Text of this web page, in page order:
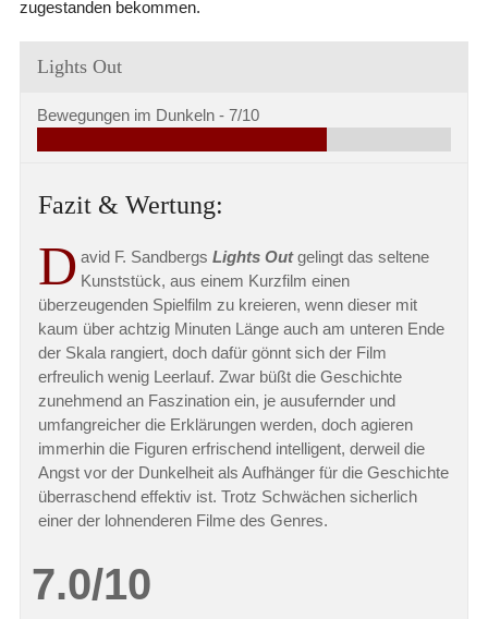
zugestanden bekommen.
Lights Out
Bewegungen im Dunkeln - 7/10
Fazit & Wertung:
D avid F. Sandbergs Lights Outgelingt das seltene
Kunststück, aus einem Kurzfilm einen
überzeugenden Spielfilm zu kreieren, wenn dieser mit
kaum über achtzig Minuten Länge auch am unteren Ende
der Skala rangiert, doch dafür gönnt sich der Film
erfreulich wenig Leerlauf. Zwar büßt die Geschichte
zunehmend an Faszination ein, je ausufernder und
umfangreicher die Erklärungen werden, doch agieren
immerhin die Figuren erfrischend intelligent, derweil die
Angst vor der Dunkelheit als Aufhänger für die Geschichte
überraschend effektiv ist. Trotz Schwächen sicherlich
einer der lohnenderen Filme des Genres.
7.0/10